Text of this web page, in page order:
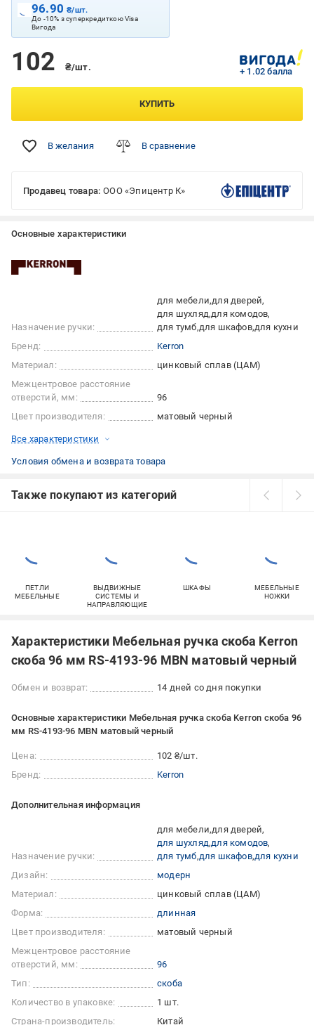
96.90₴/шт.
До -10% з суперкредиткою Visa
Вигода
102 ₴/шт. + 1.02 балла
КУПИТЬ
В желания В сравнение
Продавец товара: ООО «Эпицентр К»
Основные характеристики
Назначение ручки:
для мебели для дверей
для шухляд для комодов
для тумб для шкафов для кухни
Бренд:
Kerron
Материал:
цинковый сплав (ЦАМ)
Межцентровое расстояние
отверстий, мм:
96
Цвет производителя:
матовый черный
Все характеристики
Условия обмена и возврата товара
Также покупают из категорий
ПЕТЛИ
МЕБЕЛЬНЫЕ
ВЫДВИЖНЫЕ
СИСТЕМЫ И
НАПРАВЛЯЮЩИЕ
ШКАФЫ
МЕБЕЛЬНЫЕ
НОЖКИ
Характеристики Мебельная ручка скоба Kerron
скоба 96 мм RS-4193-96 MBN матовый черный
Обмен и возврат: 14 дней со дня покупки
Основные характеристики Мебельная ручка скоба Kerron скоба 96
мм RS-4193-96 MBN матовый черный
Цена:
102 ₴/шт.
Бренд:
Kerron
Дополнительная информация
Назначение ручки:
для мебели для дверей
для шухляд для комодов
для тумб для шкафов для кухни
Дизайн:
модерн
Материал:
цинковый сплав (ЦАМ)
Форма:
длинная
Цвет производителя:
матовый черный
Межцентровое расстояние
отверстий, мм:
96
Тип:
скоба
Количество в упаковке:
1 шт.
Страна-производитель:
Китай